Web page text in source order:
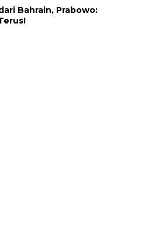
Bahrain, Prabowo: